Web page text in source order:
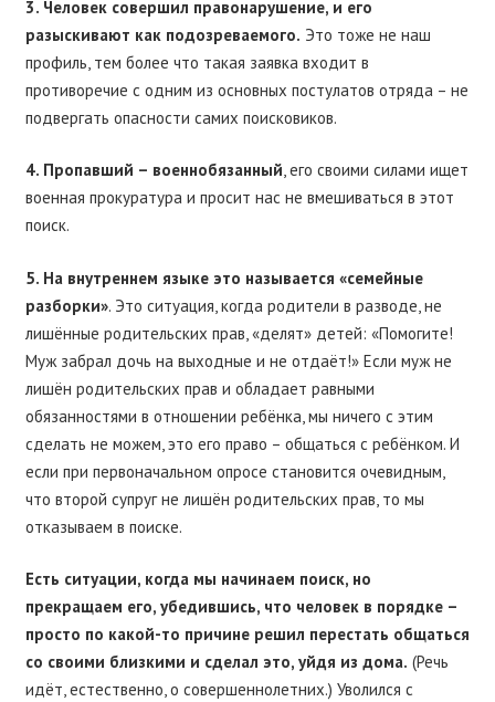
3. Человек совершил правонарушение, и его
разыскивают как подозреваемого. Это тоже не наш
профиль, тем более что такая заявка входит в
противоречие с одним из основных постулатов отряда – не
подвергать опасности самих поисковиков.
4. Пропавший – военнобязанный, его своими силами ищет
военная прокуратура и просит нас не вмешиваться в этот
поиск.
5. На внутреннем языке это называется «семейные
разборки». Это ситуация, когда родители в разводе, не
лишённые родительских прав, «делят» детей: «Помогите!
Муж забрал дочь на выходные и не отдаёт!» Если муж не
лишён родительских прав и обладает равными
обязанностями в отношении ребёнка, мы ничего с этим
сделать не можем, это его право – общаться с ребёнком. И
если при первоначальном опросе становится очевидным,
что второй супруг не лишён родительских прав, то мы
отказываем в поиске.
Есть ситуации, когда мы начинаем поиск, но
прекращаем его, убедившись, что человек в порядке –
просто по какой-то причине решил перестать общаться
со своими близкими и сделал это, уйдя из дома. (Речь
идёт, естественно, о совершеннолетних.) Уволился с